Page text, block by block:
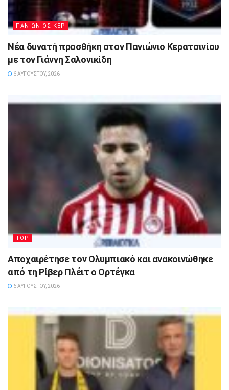
ΠΑΝΙΩΝΙΟΣ ΚΕΡ
Νέα δυνατή προσθήκη στον Πανιώνιο Κερατσινίου
με τον Γιάννη Σαλονικίδη
6 ΑΥΓΟΎΣΤΟΥ, 2026
TOP
Αποχαιρέτησε τον Ολυμπιακό και ανακοινώθηκε
από τη Ρίβερ Πλέιτ ο Ορτέγκα
6 ΑΥΓΟΎΣΤΟΥ, 2026